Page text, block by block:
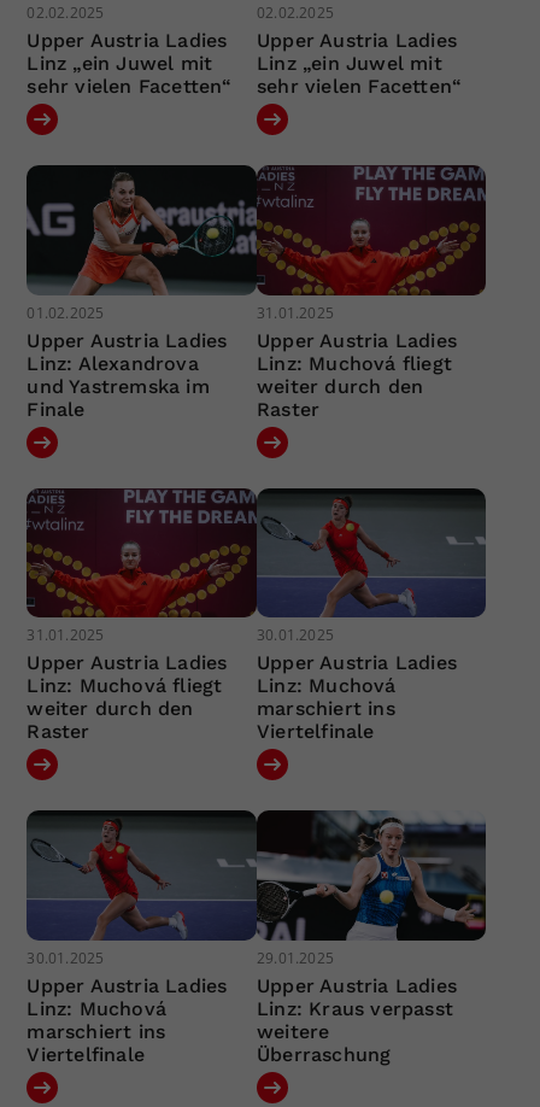
02.02.2025
Upper Austria Ladies
Linz „ein Juwel mit
sehr vielen Facetten“
02.02.2025
Upper Austria Ladies
Linz „ein Juwel mit
sehr vielen Facetten“
01.02.2025
Upper Austria Ladies
Linz: Alexandrova
und Yastremska im
Finale
31.01.2025
Upper Austria Ladies
Linz: Muchová fliegt
weiter durch den
Raster
31.01.2025
Upper Austria Ladies
Linz: Muchová fliegt
weiter durch den
Raster
30.01.2025
Upper Austria Ladies
Linz: Muchová
marschiert ins
Viertelfinale
30.01.2025
Upper Austria Ladies
Linz: Muchová
marschiert ins
Viertelfinale
29.01.2025
Upper Austria Ladies
Linz: Kraus verpasst
weitere
Überraschung